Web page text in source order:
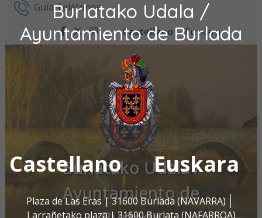
Burlatako Udala /
Ayuntamiento de Burlada
Castellano Euskara
Plaza de Las Eras | 31600 Burlada (NAVARRA)
Larrañetako plaza | 31600 Burlata (NAFARROA)
Ir al contenidoGuía Teléfonos
facebook
twitter
instagram
Castellano Euskara
Burlatako Udala /
Ayuntamiento de